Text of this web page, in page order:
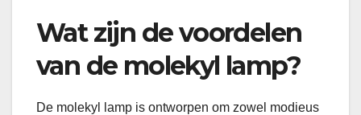
Wat zijn de voordelen
van de molekyl lamp?
De molekyl lamp is ontworpen om zowel modieus